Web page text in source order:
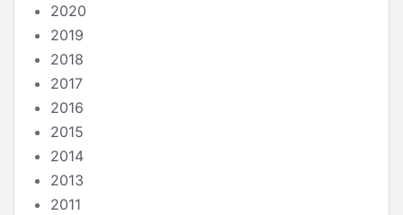
2020
2019
2018
2017
2016
2015
2014
2013
2011